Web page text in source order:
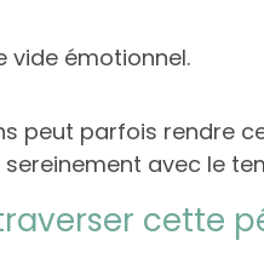
vide émotionnel.
peut parfois rendre
avec le
cette